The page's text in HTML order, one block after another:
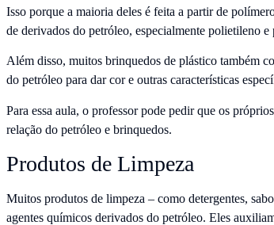
Isso porque a maioria deles é feita a partir de
de derivados do petróleo, especialmente polietileno
Além disso, muitos brinquedos de plástico também
do petróleo para dar cor e outras características
Para essa aula, o professor pode pedir que os
relação do petróleo e brinquedos.
Produtos de Limpeza
Muitos produtos de limpeza – como detergentes,
agentes químicos derivados do petróleo. Eles